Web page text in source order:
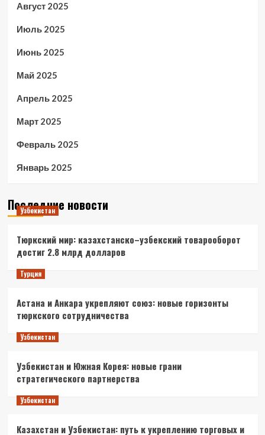
Август 2025
Июль 2025
Июнь 2025
Май 2025
Апрель 2025
Март 2025
Февраль 2025
Январь 2025
Последние новости
Узбекистан
Тюркский мир: казахстанско–узбекский товарооборот
достиг 2.8 млрд долларов
Турция
Астана и Анкара укрепляют союз: новые горизонты
тюркского сотрудничества
Узбекистан
Узбекистан и Южная Корея: новые грани
стратегического партнерства
Узбекистан
Казахстан и Узбекистан: путь к укреплению торговых и